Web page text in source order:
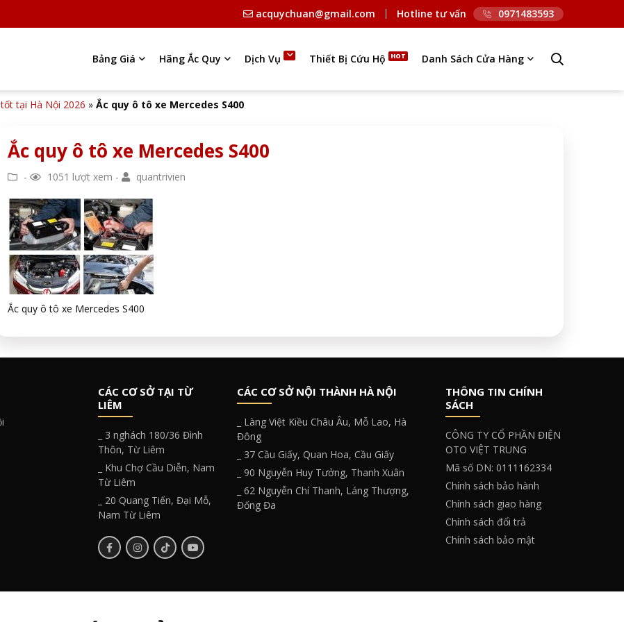
acquychuan@gmail.com Hotline tư vấn 0971483593
Bảng Giá Hãng Ắc Quy Dịch Vụ Thiết Bị Cứu Hộ Danh Sách Cửa Hàng
tại Hà Nội 2026 » Ắc quy ô tô xe Mercedes S400
Ắc quy ô tô xe Mercedes S400
- 1051 lượt xem - quantrivien
Ắc quy ô tô xe Mercedes S400
CÁC CƠ SỞ TẠI TỪ
LIÊM
_ 3 nghách 180/36 Đình
Thôn, Từ Liêm
_ Khu Chợ Cầu Diễn, Nam
Từ Liêm
_ 20 Quang Tiến, Đại Mỗ,
Nam Từ Liêm
CÁC CƠ SỞ NỘI THÀNH HÀ NỘI
_ Làng Việt Kiều Châu Âu, Mỗ Lao, Hà
Đông
_ 37 Cầu Giấy, Quan Hoa, Cầu Giấy
_ 90 Nguyễn Huy Tưởng, Thanh Xuân
_ 62 Nguyễn Chí Thanh, Láng Thượng,
Đống Đa
THÔNG TIN CHÍNH
SÁCH
CÔNG TY CỔ PHẦN ĐIỆN
OTO VIỆT TRUNG
Mã số DN: 0111162334
Chính sách bảo hành
Chính sách giao hàng
Chính sách đổi trả
Chính sách bảo mật